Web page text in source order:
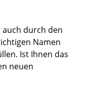
auch durch den
Namen
Ist Ihnen das
neuen